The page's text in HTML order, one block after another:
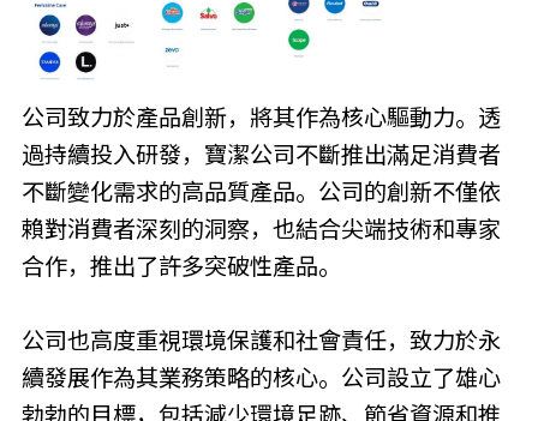
公司致力於產品創新，將其作為核心驅動力。透
過持續投入研發，寶潔公司不斷推出滿足消費者
不斷變化需求的高品質產品。公司的創新不僅依
賴對消費者深刻的洞察，也結合尖端技術和專家
合作，推出了許多突破性產品。
公司也高度重視環境保護和社會責任，致力於永
續發展作為其業務策略的核心。公司設立了雄心
勃勃的目標，包括減少環境足跡、節省資源和推